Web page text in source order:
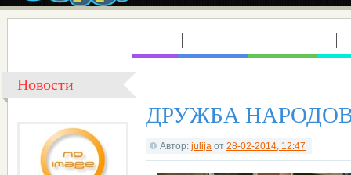
Новости
ДРУЖБА НАРОДОВ.
Автор: julija от 28-02-2014, 12:47